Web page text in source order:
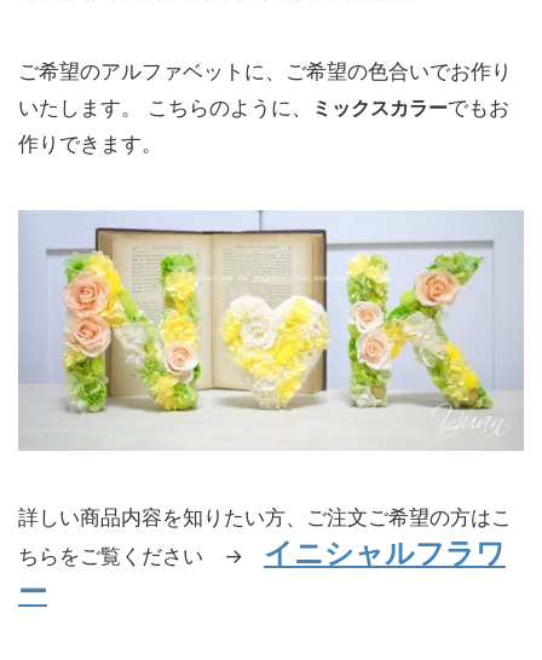
ご希望のアルファベットに、ご希望の色合いでお作り
いたします。 こちらのように、
ミックスカラーでもお
作りできます。
詳しい商品内容を知りたい方、ご注文ご希望の方はこ
ちらをご覧ください → イニシャルフラワ
ー